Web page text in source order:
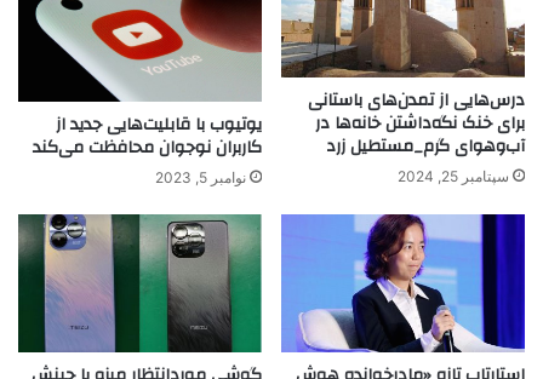
درس‌هایی از تمدن‌های باستانی
برای خنک نگه‌داشتن خانه‌ها در
آب‌و‌هوای گرم_مستطیل زرد
سپتامبر 25, 2024
یوتیوب با قابلیت‌هایی جدید از
کاربران نوجوان محافظت می‌کند
نوامبر 5, 2023